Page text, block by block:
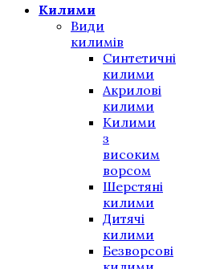
Килими
Види
килимів
Синтетичні
килими
Акрилові
килими
Килими
з
високим
ворсом
Шерстяні
килими
Дитячі
килими
Безворсові